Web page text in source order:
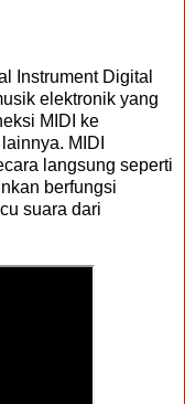
Instrument Digital
elektronik yang
MIDI ke
MIDI
langsung seperti
berfungsi
suara dari